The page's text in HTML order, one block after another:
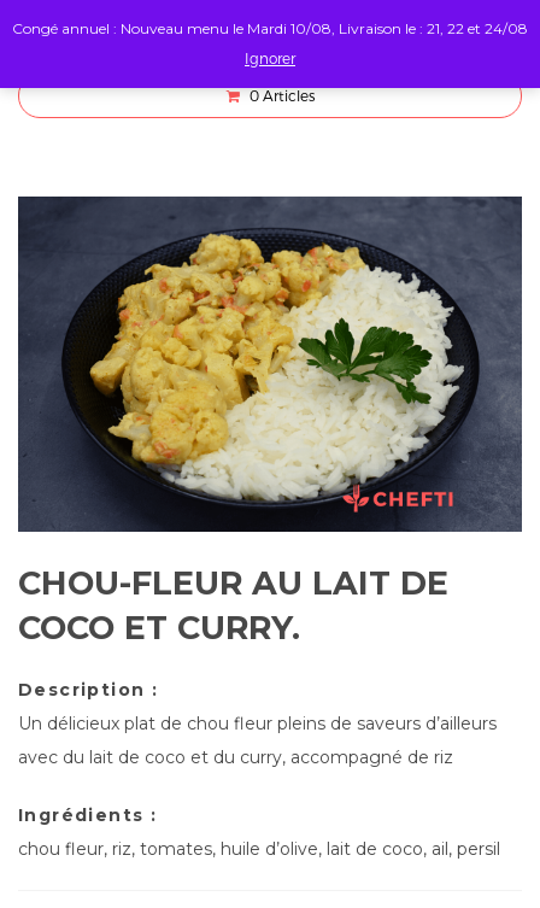
0 Articles
CHOU-FLEUR AU LAIT DE
COCO ET CURRY.
Description :
Un délicieux plat de chou fleur pleins de saveurs d’ailleurs
avec du lait de coco et du curry, accompagné de riz
Ingrédients :
chou fleur, riz, tomates, huile d’olive, lait de coco, ail, persil
Congé annuel : Nouveau menu le Mardi 10/08, Livraison le : 21, 22 et 24/08
Ignorer